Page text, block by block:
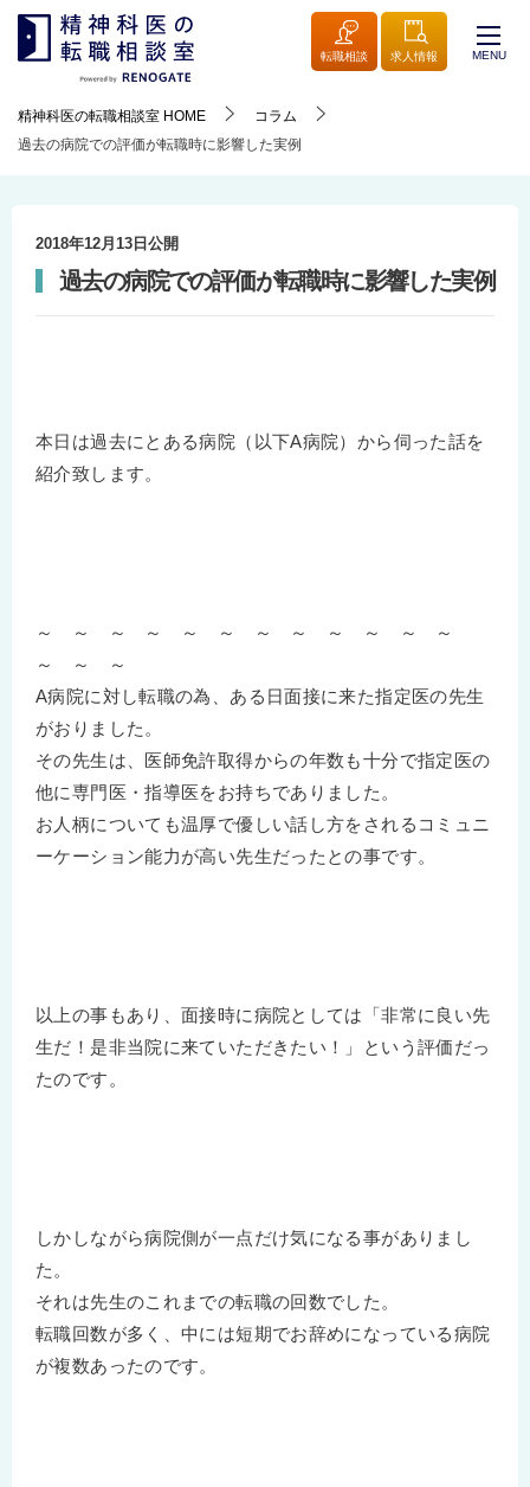
転職相談 求人情報 MENU
精神科医の転職相談室 HOME
コラム
過去の病院での評価が転職時に影響した実例
2018年12月13日 公開
過去の病院での評価が転職時に影響した実例
本日は過去にとある病院（以下A病院）から伺った話を
紹介致します。
～ ～ ～ ～ ～ ～ ～ ～ ～ ～ ～ ～
～ ～ ～
A病院に対し転職の為、ある日面接に来た指定医の先生
がおりました。
その先生は、医師免許取得からの年数も十分で指定医の
他に専門医・指導医をお持ちでありました。
お人柄についても温厚で優しい話し方をされるコミュニ
ーケーション能力が高い先生だったとの事です。
以上の事もあり、面接時に病院としては「非常に良い先
生だ！是非当院に来ていただきたい！」という評価だっ
たのです。
しかしながら病院側が一点だけ気になる事がありまし
た。
それは先生のこれまでの転職の回数でした。
転職回数が多く、中には短期でお辞めになっている病院
が複数あったのです。